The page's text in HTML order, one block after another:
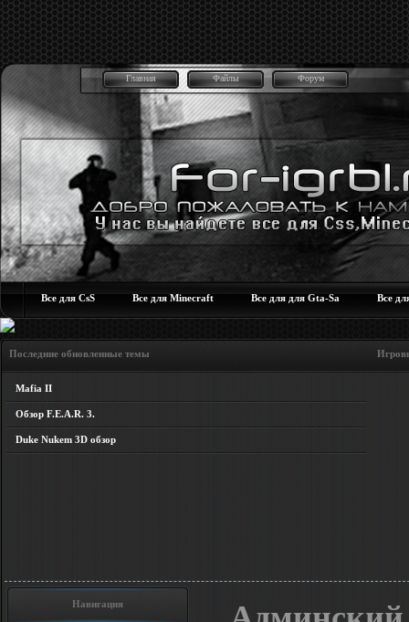
Главная Файлы Форум
Все для CsS Все для Minecraft Все для для Gta-Sa Все
Последние обновленные темы Игровые
Mafia II
Обзор F.E.A.R. 3.
Duke Nukem 3D обзор
Навигация